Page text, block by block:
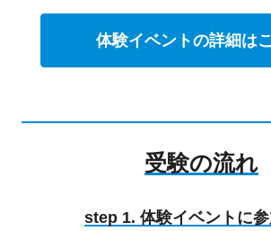
体験イベントの詳細は
受験の流れ
step 1. 体験イベントに